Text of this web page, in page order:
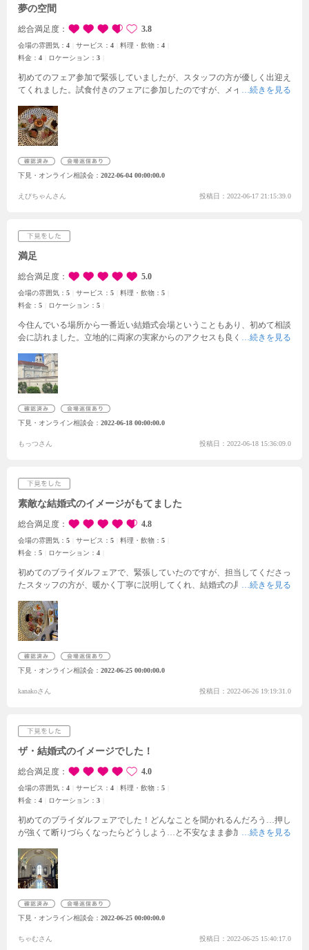
います！！
夢の空間
総合満足度 3.8
会場の雰囲気： 4 サービス： 4 料理・飲物： 4
料金： 4 ロケーション： 3
初めてのフェア参加で緊張していましたが、スタッフの方が優しく出迎え
てくれました。試食付きのフェアに参加したのですが、メインの肉料理は
イメージがわきやすかったです。味も大満足でした。また、当日は結婚式
が行われておりましたが、合間を縫ってドレスや式場、披露宴会場を見学
させて頂きました。大聖堂は大変広く音の反響が素晴らしかったです。大
ップは古いものは処分し新しいデザインのもののみを取り揃えているそう
です。あまり具体的なプランを考えていなかったのですがスタッフの方が
下見・オンライン相談会 2022-06-04 00:00:00.0
えびちゃんさん 投稿日：2022-06-17 21:15:39.0
満足
総合満足度 5.0
会場の雰囲気： 5 サービス： 5 料理・飲物： 5
料金： 5 ロケーション： 5
今住んでいる場所から一番近い結婚式会場ということもあり、初めて相談
会に訪れました。立地的に両家の実家からのアクセスも良く大変気に入り
で、思い出に残る結婚式が挙げられそうだと感じました。チャペルから出
た際の外のロケーションもとても良かったです。天気が良ければ、外で参
加者の方と楽しめることができるとお聞きして自分達もそうしたいなと強
に説明していただきました。見た目もとても綺麗で視覚的にも楽しめるこ
とができました。スタッフの方の対応もとても丁寧で参加者の方も満足し
下見・オンライン相談会 2022-06-18 00:00:00.0
もっつさん 投稿日：2022-06-18 15:36:09.0
素敵な結婚式のイメージがもてました
総合満足度 4.8
会場の雰囲気： 5 サービス： 5 料理・飲物： 5
料金： 5 ロケーション： 4
初めてのブライダルフェアで、緊張していたのですが、担当してくださっ
たスタッフの方が、暖かく丁寧に説明してくれ、結婚式の具体的なイメー
とても感動しました。
くれた人も喜んでくれるのではないかなと思いました。
もらった時には、私たちのしたいことをいろいろと取り入れてもらい、料
た。スタッフの方とお話しながら見学をし、楽しい時間を過ごすことがで
きてよかったです。結婚式が楽しみになる１日になりました。
下見・オンライン相談会 2022-06-25 00:00:00.0
kanakoさん 投稿日：2022-06-26 19:19:31.0
ザ・結婚式のイメージでした！
総合満足度 4.0
会場の雰囲気： 4 サービス： 4 料理・飲物： 5
料金： 4 ロケーション： 3
初めてのブライダルフェアでした！ どんなことを聞かれるんだろう…押し
が強くて断りづらくなったらどうしよう… と不安なまま参加しましたが、
なく気持ちが良い接客だと思いました！
りましたが、曇りの日だったこともあり少し暗めでした。
れくらい明るくなるか見てみたいなと思いました。
会場はシンプルながら高級な雰囲気もあり、どんなテイストの披露宴にし
ても合いそうだと思いました。 料理はお肉がとても美味しかったです！
ました！
下見・オンライン相談会 2022-06-25 00:00:00.0
ちゃむさん 投稿日：2022-06-25 15:40:17.0